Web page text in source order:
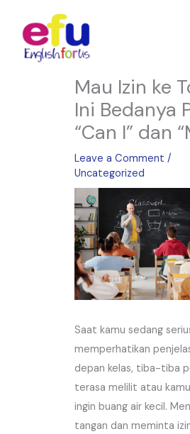
content
Mau Izin ke
Ini Bedanya
“Can I” dan
Leave a Comment /
Uncategorized
Saat kamu sedang
memperhatikan
depan kelas, tiba-tiba
terasa melilit atau
ingin buang air kecil.
tangan dan meminta